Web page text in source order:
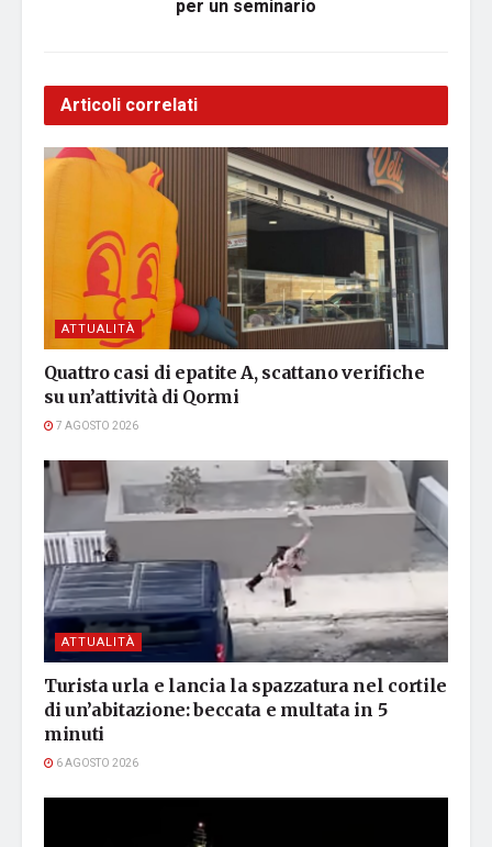
per un seminario
Articoli correlati
ATTUALITÀ
Quattro casi di epatite A, scattano verifiche
su un’attività di Qormi
7 AGOSTO 2026
ATTUALITÀ
Turista urla e lancia la spazzatura nel cortile
di un’abitazione: beccata e multata in 5
minuti
6 AGOSTO 2026